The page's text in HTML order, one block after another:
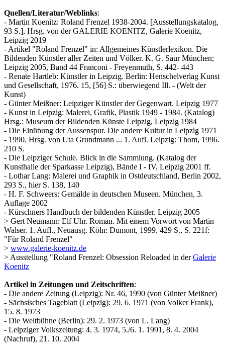
Quellen/Literatur/Weblinks:
- Martin Koenitz: Roland Frenzel 1938-2004. [Ausstellungskatalog,
93 S.], Hrsg. von der GALERIE KOENITZ, Galerie Koenitz,
Leipzig 2019
- Artikel "Roland Frenzel" in: Allgemeines Künstlerlexikon. Die
Bildenden Künstler aller Zeiten und Völker. K. G. Saur München;
Leipzig 2005, Band 44 Franconi - Freyenmuth, S. 442- 443
- Renate Hartleb: Künstler in Leipzig. Berlin: Henschelverlag Kunst
und Gesellschaft, 1976. 15, [56] S.: überwiegend Ill. - (Welt der
Kunst)
- Günter Meißner: Leipziger Künstler der Gegenwart. Leipzig 1977
- Kunst in Leipzig: Malerei, Grafik, Plastik 1949 - 1984. (Katalog)
Hrsg.: Museum der Bildenden Künste Leipzig, Leipzig 1984
- Die Einübung der Aussenspur. Die andere Kultur in Leipzig 1971
- 1990. Hrsg. von Uta Grundmann ... 1. Aufl. Leipzig: Thom, 1996.
210 S.
- Die Leipziger Schule. Blick in die Sammlung. (Katalog der
Kunsthalle der Sparkasse Leipzig), Bände I - IV, Leipzig 2001 ff.
- Lothar Lang: Malerei und Graphik in Ostdeutschland, Berlin 2002,
293 S., hier S. 138, 140
- H. F. Schweers: Gemälde in deutschen Museen. München, 3.
Auflage 2002
- Kürschners Handbuch der bildenden Künstler. Leipzig 2005
> Gert Neumann: Elf Uhr. Roman. Mit einem Vorwort von Martin
Walser. 1. Aufl., Neuausg. Köln: Dumont, 1999. 429 S., S. 221f:
"Für Roland Frenzel"
> www.galerie-koenitz.de
> Ausstellung "Roland Frenzel: Obsession Reloaded in derGalerie
Koenitz
Artikel in Zeitungen und Zeitschriften:
- Die andere Zeitung (Leipzig): Nr. 46, 1990 (von Günter Meißner)
- Sächsisches Tageblatt (Leipzig): 29. 6. 1971 (von Volker Frank),
15. 8. 1973
- Die Weltbühne (Berlin): 29. 2. 1973 (von L. Lang)
- Leipziger Volkszeitung: 4. 3. 1974, 5./6. 1. 1991, 8. 4. 2004
(Nachruf), 21. 10. 2004